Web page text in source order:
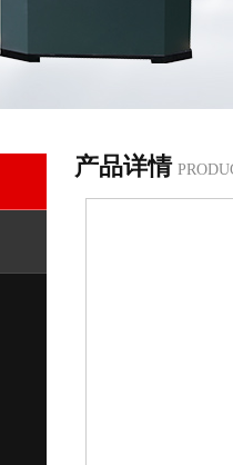
产品详情